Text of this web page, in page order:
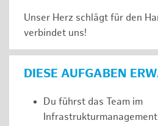
Unser Herz schlägt für den
verbindet uns!
DIESE AUFGABEN
Du führst das Team im